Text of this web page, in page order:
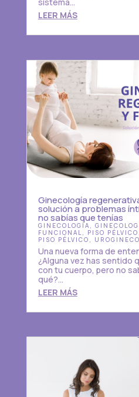
sistema...
LEER MÁS
Ginecología
solución a problemas
no sabías que tenías
GINECOLOGÍA ,
FUNCIONAL, PISO PÉLVICO
PISO PÉLVICO ,
Una nueva forma de
¿Alguna vez has sentido
con tu cuerpo, pero no
qué?...
LEER MÁS